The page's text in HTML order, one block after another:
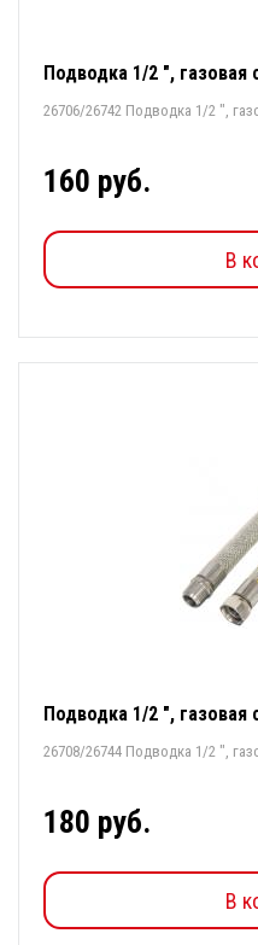
Подводка 1/2 ", газовая
26706/26742 Подводка 1/2 ",
160 руб.
В
Подводка 1/2 ", газовая
26708/26744 Подводка 1/2 ",
180 руб.
В